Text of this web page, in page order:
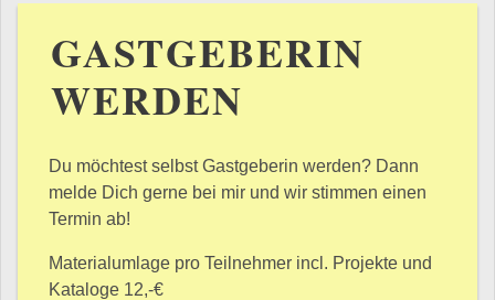
GASTGEBERIN
WERDEN
Du möchtest selbst Gastgeberin werden? Dann
melde Dich gerne bei mir und wir stimmen einen
Termin ab!
Materialumlage pro Teilnehmer incl. Projekte und
Kataloge 12,-€